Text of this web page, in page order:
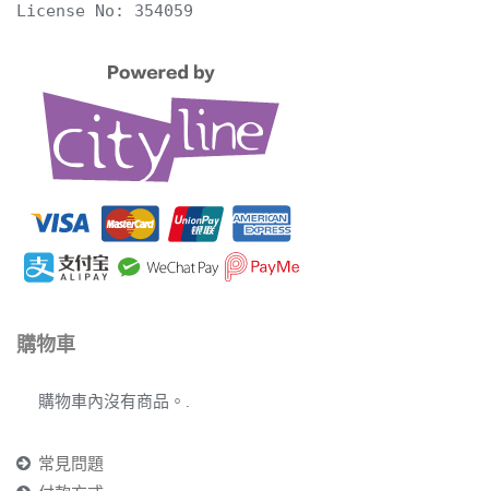
License No: 354059
購物車
購物車內沒有商品。.
常見問題